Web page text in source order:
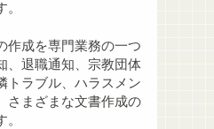
作成を専門業務の一つ
、退職通知、宗教団体
トラブル、ハラスメン
さまざまな文書作成の